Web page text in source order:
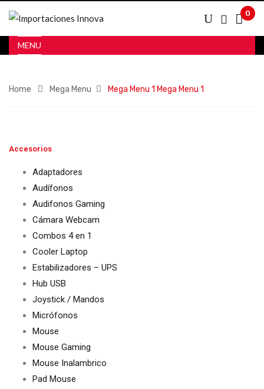
0
MENU
Home Mega Menu Mega Menu 1 Mega Menu 1
Accesorios
Adaptadores
Audífonos
Audifonos Gaming
Cámara Webcam
Combos 4 en 1
Cooler Laptop
Estabilizadores – UPS
Hub USB
Joystick / Mandos
Micrófonos
Mouse
Mouse Gaming
Mouse Inalambrico
Pad Mouse